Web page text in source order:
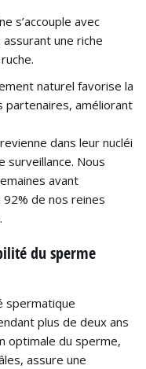
s’accouple avec
une riche
naturel favorise la
partenaires, améliorant
dans leur nucléi
surveillance. Nous
avant
de nos reines
du sperme
spermatique
plus de deux ans
optimale du sperme,
assure une